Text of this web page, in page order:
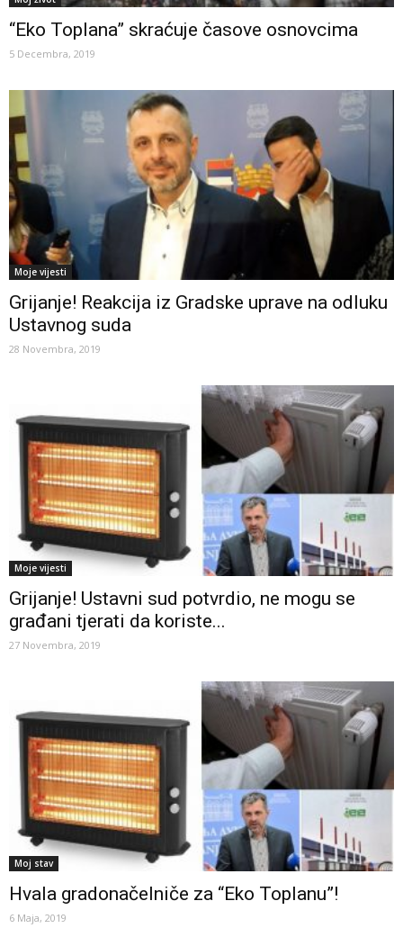
“Eko Toplana” skraćuje časove osnovcima
5 Decembra, 2019
Moje vijesti
Grijanje! Reakcija iz Gradske uprave na odluku
Ustavnog suda
28 Novembra, 2019
Moje vijesti
Grijanje! Ustavni sud potvrdio, ne mogu se
građani tjerati da koriste...
27 Novembra, 2019
Moj stav
Hvala gradonačelniče za “Eko Toplanu”!
6 Maja, 2019